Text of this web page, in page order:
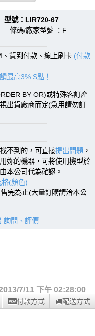
：LIR720-67
條碼/廠家型號 ：F
貨到付款、線上刷卡 (付款
最高3% S點！
BY OR)或特殊客訂產
出貨廠商而定(急用請勿訂
不到的，可直接提出問題 ，
妳的機器，可將使用機型於
本公司代為確認。
格(顏色)
完為止(大量訂購請洽本公
詢問、評價
7/11 下午 02:28:00
付款方式 配送方式